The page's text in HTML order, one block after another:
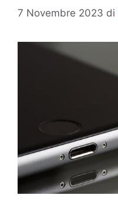
7 Novembre 2023 di